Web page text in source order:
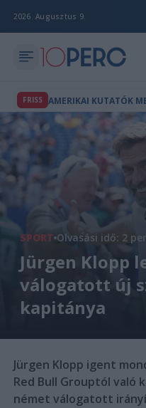
2026. Augusztus 9.
FRISS
SPORT Olvasási idő: 2
Jürgen Klopp
válogatott új
kapitánya
Jürgen Klopp igent
Red Bull Grouptól való
német válogatott